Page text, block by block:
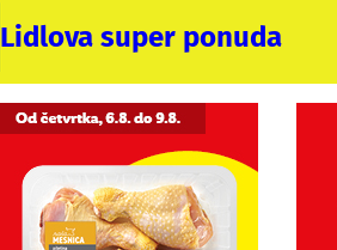
Lidlova super ponuda